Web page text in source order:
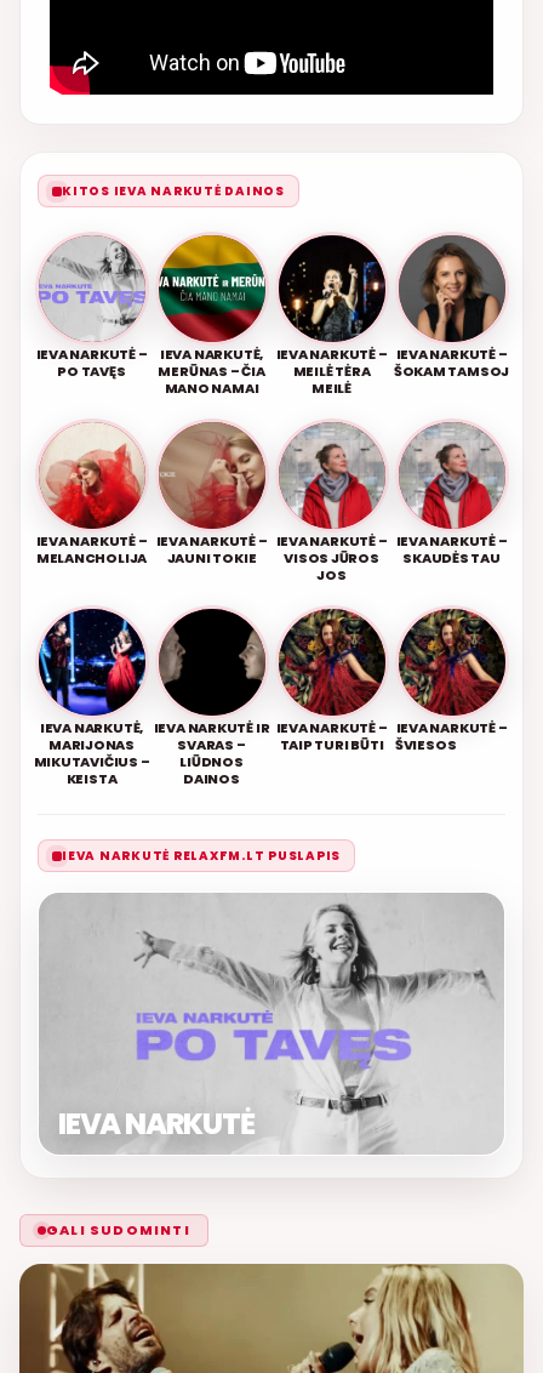
KITOS IEVA NARKUTĖ DAINOS
IEVA NARKUTĖ –
PO TAVĘS
IEVA NARKUTĖ,
MERŪNAS – ČIA
MANO NAMAI
IEVA NARKUTĖ –
MEILĖ TĖRA
MEILĖ
IEVA NARKUTĖ –
ŠOKAM TAMSOJ
IEVA NARKUTĖ –
MELANCHOLIJA
IEVA NARKUTĖ –
JAUNI TOKIE
IEVA NARKUTĖ –
VISOS JŪROS
JOS
IEVA NARKUTĖ –
SKAUDĖS TAU
IEVA NARKUTĖ,
MARIJONAS
MIKUTAVIČIUS –
KEISTA
IEVA NARKUTĖ IR
SVARAS –
LIŪDNOS
DAINOS
IEVA NARKUTĖ –
TAIP TURI BŪTI
IEVA NARKUTĖ –
ŠVIESOS
IEVA NARKUTĖ RELAXFM.LT PUSLAPIS
IEVA NARKUTĖ
GALI SUDOMINTI